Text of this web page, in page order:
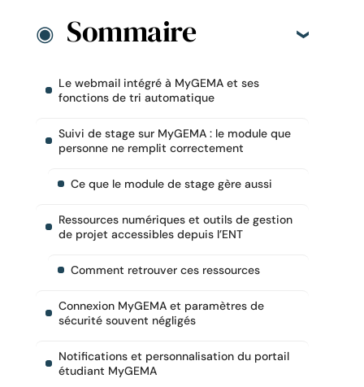
Sommaire
Le webmail intégré à MyGEMA et ses
fonctions de tri automatique
Suivi de stage sur MyGEMA : le module que
personne ne remplit correctement
Ce que le module de stage gère aussi
Ressources numériques et outils de gestion
de projet accessibles depuis l’ENT
Comment retrouver ces ressources
Connexion MyGEMA et paramètres de
sécurité souvent négligés
Notifications et personnalisation du portail
étudiant MyGEMA